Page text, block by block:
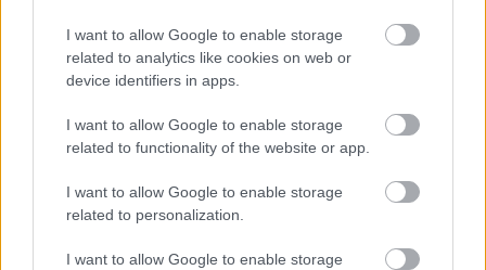
I want to allow Google to enable storage
related to analytics like cookies on web or
device identifiers in apps.
I want to allow Google to enable storage
related to functionality of the website or app.
I want to allow Google to enable storage
related to personalization.
I want to allow Google to enable storage
2026.08.07. Horváth Zsolt
a kerékpárgyár dolgozóinak megsegítéséről